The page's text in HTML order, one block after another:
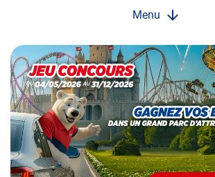
Menu
Opération
spéciale
Mai
-
Décembre
2026
Locations